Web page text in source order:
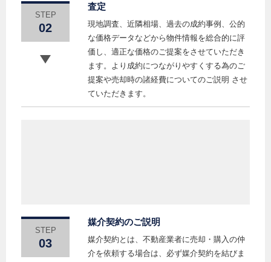
STEP
02
査定
現地調査、近隣相場、過去の成約事例、公的
な価格データなどから物件情報を総合的に評
価し、適正な価格のご提案をさせていただき
ます。より成約につながりやすくする為のご
提案や売却時の諸経費についてのご説明 させ
ていただきます。
STEP
03
媒介契約のご説明
媒介契約とは、不動産業者に売却・購入の仲
介を依頼する場合は、必ず媒介契約を結びま